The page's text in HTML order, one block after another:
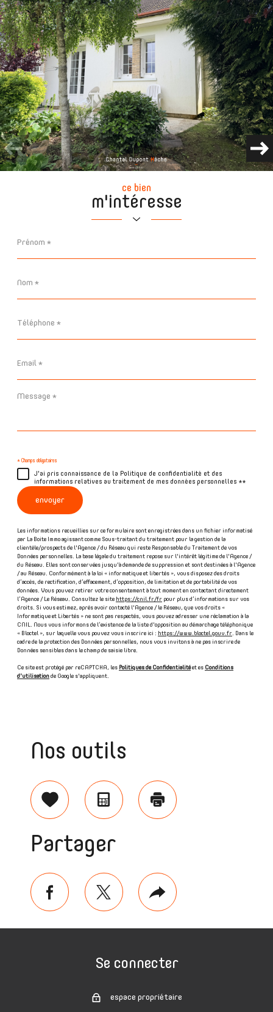
ce bien
m'intéresse
*
*
*
*
Message
* Champs obligatoires
J'ai pris connaissance de la Politique de confidentialité et des
informations relatives au traitement de mes données personnelles **
envoyer
Les informations recueillies sur ce formulaire sont enregistrées dans un fichier informatisé
par La Boite Immo agissant comme Sous-traitant du traitement pour la gestion de la
clientèle/prospects de l'Agence / du Réseau qui reste Responsable du Traitement de vos
Données personnelles. La base légale du traitement repose sur l'intérêt légitime de l'Agence /
du Réseau. Elles sont conservées jusqu'à demande de suppression et sont destinées à l'Agence
/ au Réseau. Conformément à la loi « informatique et libertés », vous disposez des droits
d’accès, de rectification, d’effacement, d’opposition, de limitation et de portabilité de vos
données. Vous pouvez retirer votre consentement à tout moment en contactant directement
l’Agence / Le Réseau. Consultez le site https://cnil.fr/fr pour plus d’informations sur vos
droits. Si vous estimez, après avoir contacté l'Agence / le Réseau, que vos droits «
Informatique et Libertés » ne sont pas respectés, vous pouvez adresser une réclamation à la
CNIL. Nous vous informons de l’existence de la liste d'opposition au démarchage téléphonique
« Bloctel », sur laquelle vous pouvez vous inscrire ici : https://www.bloctel.gouv.fr . Dans le
cadre de la protection des Données personnelles, nous vous invitons à ne pas inscrire de
Données sensibles dans le champ de saisie libre.
Ce site est protégé par reCAPTCHA, les Politiques de Confidentialitéet es Conditions
d'utilisation de Google s'appliquent.
Nos outils
SélectionnerCalculatriceImprimer
Partager
facebooktwitter Plus
de
partage
Se connecter
espace propriétaire